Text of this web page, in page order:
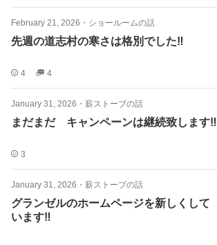
February 21, 2026 ・ ショールームの話
先週の道志村の寒さは格別でした‼️
4 4
January 31, 2026 ・ 薪ストーブの話
まだまだ キャンペーンは継続致します‼️
3
January 31, 2026 ・ 薪ストーブの話
グランゼルのホームページを新しくして
います‼️